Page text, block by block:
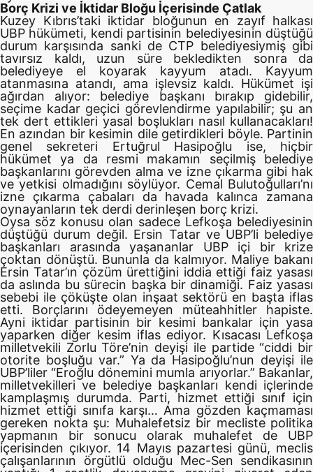
Borç Krizi ve İktidar Bloğu İçerisinde Çatlak
Kuzey Kıbrıs’taki iktidar bloğunun en zayıf halkası
UBP hükümeti, kendi partisinin belediyesinin düştüğü
durum karşısında sanki de CTP belediyesiymiş gibi
tavırsız kaldı, uzun süre bekledikten sonra da
belediyeye el koyarak kayyum atadı. Kayyum
atanmasına atandı, ama işlevsiz kaldı. Hükümet işi
ağırdan alıyor: belediye başkanı bırakıp gidebilir,
seçime kadar geçici görevlendirme yapılabilir; şu an
tek dert ettikleri yasal boşlukları nasıl kullanacakları!
En azından bir kesimin dile getirdikleri böyle. Partinin
genel sekreteri Ertuğrul Hasipoğlu ise, hiçbir
hükümet ya da resmi makamın seçilmiş belediye
başkanlarını görevden alma ve izne çıkarma gibi hak
ve yetkisi olmadığını söylüyor. Cemal Bulutoğulları’nı
izne çıkarma çabaları da havada kalınca zamana
oynayanların tek derdi derinleşen borç krizi.
Oysa söz konusu olan sadece Lefkoşa belediyesinin
düştüğü durum değil. Ersin Tatar ve UBP’li belediye
başkanları arasında yaşananlar UBP içi bir krize
çoktan dönüştü. Bununla da kalmıyor. Maliye bakanı
Ersin Tatar’ın çözüm ürettiğini iddia ettiği faiz yasası
da aslında bu sürecin başka bir dinamiği. Faiz yasası
sebebi ile çöküşte olan inşaat sektörü en başta iflas
etti. Borçlarını ödeyemeyen müteahhitler hapiste.
Ayni iktidar partisinin bir kesimi bankalar için yasa
yaparken diğer kesim iflas ediyor. Kısacası Lefkoşa
milletvekili Zorlu Töre’nin deyişi ile partide “ciddi bir
otorite boşluğu var.” Ya da Hasipoğlu’nun deyişi ile
UBP’liler “Eroğlu dönemini mumla arıyorlar.” Bakanlar,
milletvekilleri ve belediye başkanları kendi içlerinde
kamplaşmış durumda. Parti, hizmet ettiği sınıf için
hizmet ettiği sınıfa karşı… Ama gözden kaçmaması
gereken nokta şu: Muhalefetsiz bir mecliste politika
yapmanın bir sonucu olarak muhalefet de UBP
içerisinden çıkıyor. 14 Mayıs pazartesi günü, meclis
çalışanlarının örgütlü olduğu Mec-Sen sendikasının